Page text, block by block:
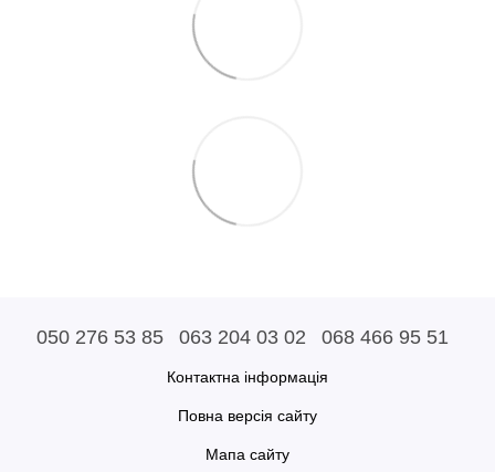
050 276 53 85 063 204 03 02 068 466 95 51
Контактна інформація
Повна версія сайту
Мапа сайту